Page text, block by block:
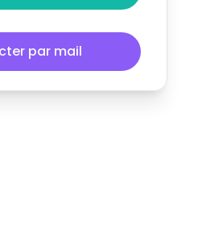
par mail